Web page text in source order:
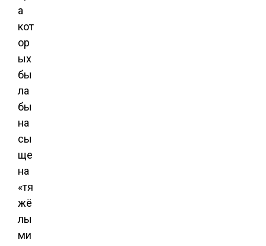
а
кот
ор
ых
бы
ла
бы
на
сы
ще
на
«тя
жё
лы
ми